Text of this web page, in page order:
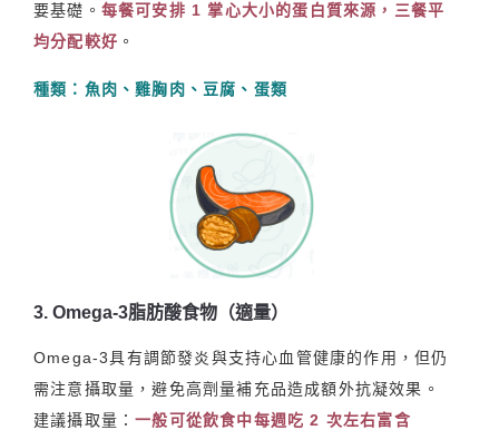
要基礎。 每餐可安排 1 掌心大小的蛋白質來源，三餐平
均分配較好 。
種類：魚肉、雞胸肉、豆腐、蛋類
3. Omega-3脂肪酸食物（適量）
Omega-3具有調節發炎與支持心血管健康的作用，但仍
需注意攝取量，避免高劑量補充品造成額外抗凝效果。
建議攝取量：一般可從飲食中每週吃 2 次左右富含